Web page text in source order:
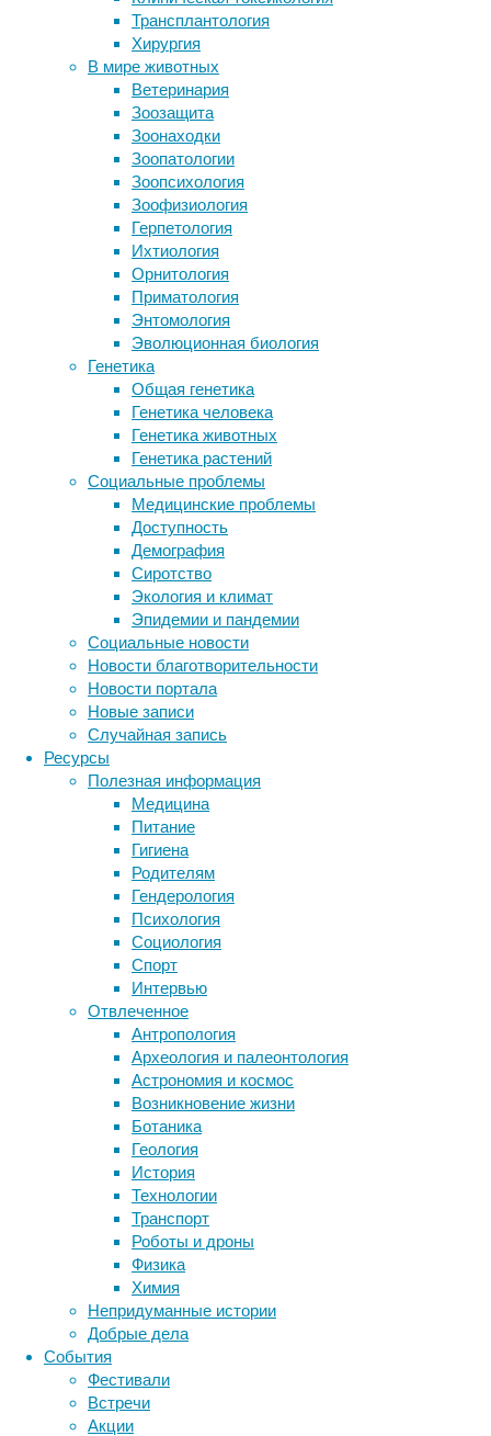
Трансплантология
Хирургия
В мире животных
Ветеринария
Зоозащита
Зоонаходки
Зоопатологии
Зоопсихология
Зоофизиология
Герпетология
Ихтиология
Орнитология
Приматология
Энтомология
Эволюционная биология
Генетика
Общая генетика
Генетика человека
Генетика животных
Генетика растений
Социальные проблемы
Медицинские проблемы
Доступность
Демография
Сиротство
Экология и климат
Эпидемии и пандемии
Социальные новости
Новости благотворительности
Новости портала
Новые записи
Случайная запись
Ресурсы
Полезная информация
Медицина
Питание
Гигиена
Родителям
Гендерология
Психология
Социология
Спорт
Интервью
Отвлеченное
Антропология
Археология и палеонтология
Астрономия и космос
Возникновение жизни
Ботаника
Геология
История
Технологии
Транспорт
Роботы и дроны
Физика
Химия
Непридуманные истории
Добрые дела
События
Фестивали
Встречи
Акции
мигающий
свет
25/05/2026,
17:29
25/05/2026
биология,
обучение,
поведение,
энтомология,
этология
Медоносные
пчелы
хуже
переучивались
на
новый
запах,
если
между
запахом
наградой
появлялась
пауза,
во
время
обучения
мигал
свет.
Это
показало,
что
насекомые
используют
не
только
простые
рефлексы,
но
процессы,
похожие
на
внимание
осознанное
отслеживание
связи
между
событиями.
Поможет ли никотиновый пластырь
не заболеть COVID-19? Ученые
собираются проверить
Истребленный тасманийский волк
стал первым вымершим животным, у
которого извлекли РНК
Следите за новостями
Метки
ДНК бактерии
биотехнология
генетика
здоровье знания иммунитет
инструменты и методы
исследования
лекарства медицина
мозг наука неврология
нейробиология
нейрофизиология
онкология
поведение психиатрия
сон социальные проблемы
физиология
эмоции эпидемия